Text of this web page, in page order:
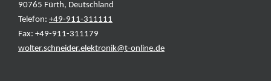
90765 Fürth, Deutschland
Telefon: +49-911-311111
Fax: +49-911-311179
wolter.schneider.elektronik@t-online.de